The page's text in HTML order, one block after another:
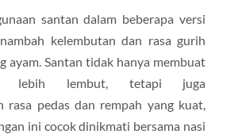
santan dalam beberapa versi
kelembutan dan rasa gurih
ayam. Santan tidak hanya membuat
lebih lembut, tetapi juga
rasa pedas dan rempah yang kuat,
ini cocok dinikmati bersama nasi